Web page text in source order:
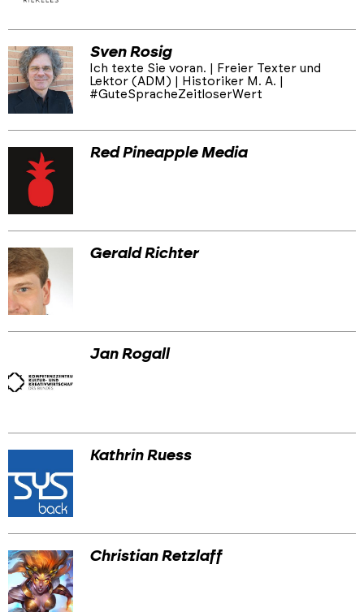
Sven Rosig
Ich texte Sie voran. | Freier Texter und
Lektor (ADM) | Historiker M. A. |
#GuteSpracheZeitloserWert
Red Pineapple Media
Gerald Richter
Jan Rogall
Kathrin Ruess
Christian Retzlaff